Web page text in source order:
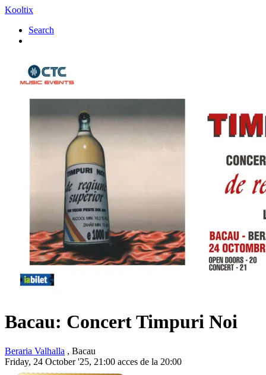
Kooltix
Search
Bacau: ConcertTimpuri Noi
Beraria Valhalla , Bacau
Friday, 24 October '25, 21:00 acces de la 20:00